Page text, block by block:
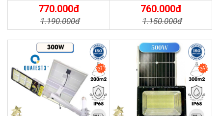
Tấm pin Monocrystalline Hiệu suất sạc nhanh.
Mang lại hiệu suất chuyển đổi cao, tấm pin diện tích lớn giúp
hấp thụ nhiều ánh sáng hơn cho nhiều điện năng hơn.
THƯƠNG HIỆU HÀNG ĐẦU ASEAN 2022
Nhôm Đúc770.000đ
1.190.000đ
760.000đ
1.150.000đ
37% 34%